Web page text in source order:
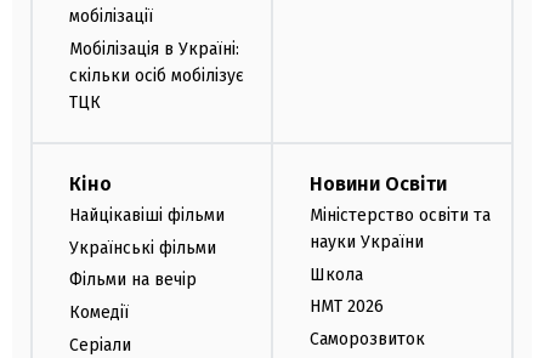
мобілізації
Мобілізація в Україні:
скільки осіб мобілізує
ТЦК
Кіно
Найцікавіші фільми
Українські фільми
Фільми на вечір
Комедії
Серіали
Новини Освіти
Міністерство освіти та
науки України
Школа
НМТ 2026
Саморозвиток